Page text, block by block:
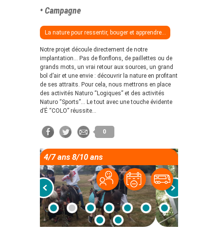
• Campagne
La nature pour ressentir, bouger et apprendre...
Notre projet découle directement de notre
implantation… Pas de flonflons, de paillettes ou de
grands mots, un vrai retour aux sources, un grand
bol d’air et une envie : découvrir la nature en profitant
de ses attraits. Pour cela, nous mettrons en place
des activités Naturo “Logiques” et des activités
Naturo “Sports”… Le tout avec une touche évidente
d’É “COLO” réussite…
0
4/7 ans 8/10 ans